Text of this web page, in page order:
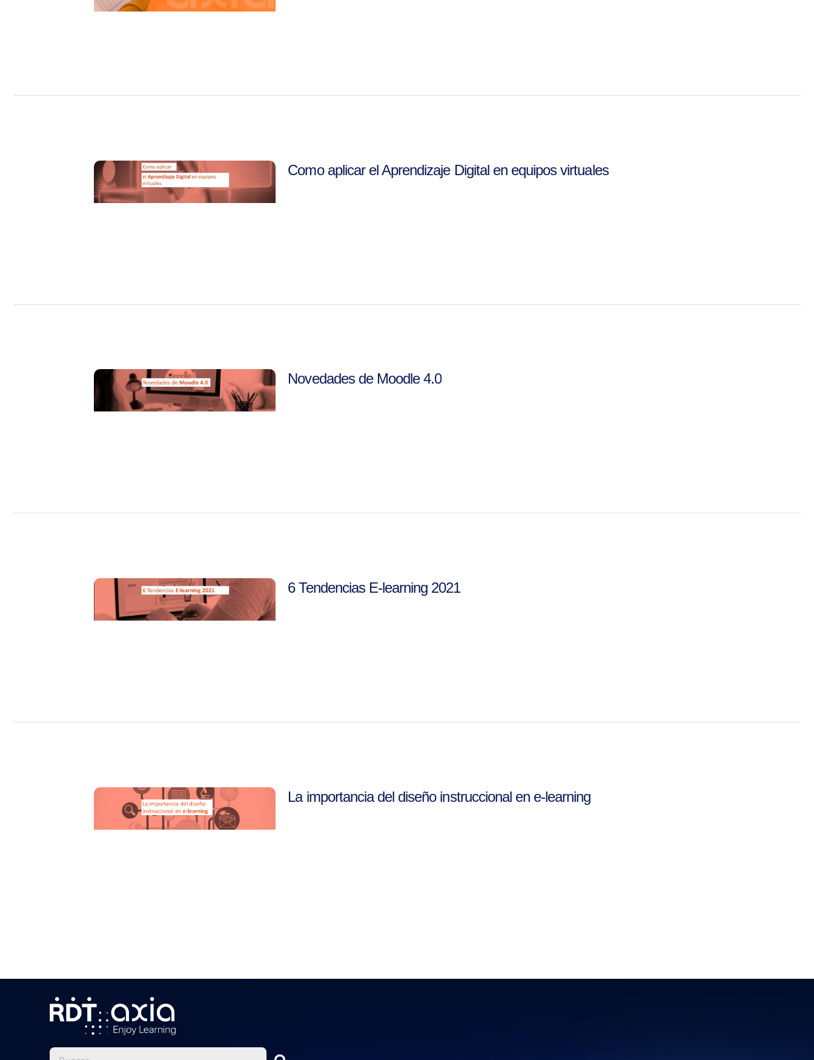
Como aplicar el Aprendizaje Digital en equipos virtuales
Novedades de Moodle 4.0
6 Tendencias E-learning 2021
La importancia del diseño instruccional en e-learning